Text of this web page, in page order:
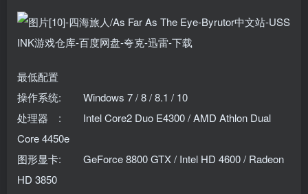
最低配置
操作系统: Windows 7 / 8 / 8.1 / 10
处理器 : Intel Core2 Duo E4300 / AMD Athlon Dual
Core 4450e
图形显卡: GeForce 8800 GTX / Intel HD 4600 / Radeon
HD 3850